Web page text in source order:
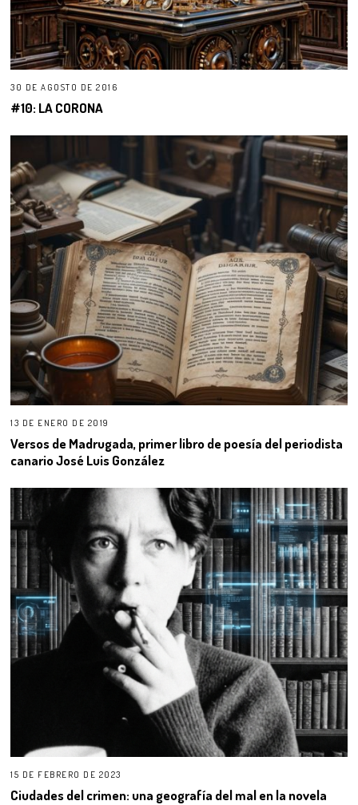
30 DE AGOSTO DE 2016
#10: LA CORONA
13 DE ENERO DE 2019
Versos de Madrugada, primer libro de poesía del periodista
canario José Luis González
15 DE FEBRERO DE 2023
Ciudades del crimen: una geografía del mal en la novela